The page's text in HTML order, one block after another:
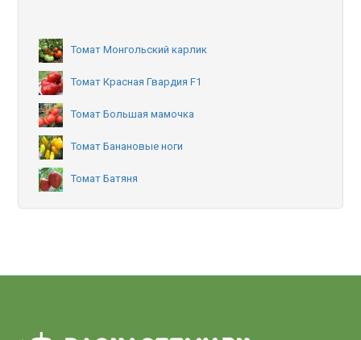
Томат Монгольский карлик
Томат Красная Гвардия F1
Томат Большая мамочка
Томат Банановые ноги
Томат Батяня